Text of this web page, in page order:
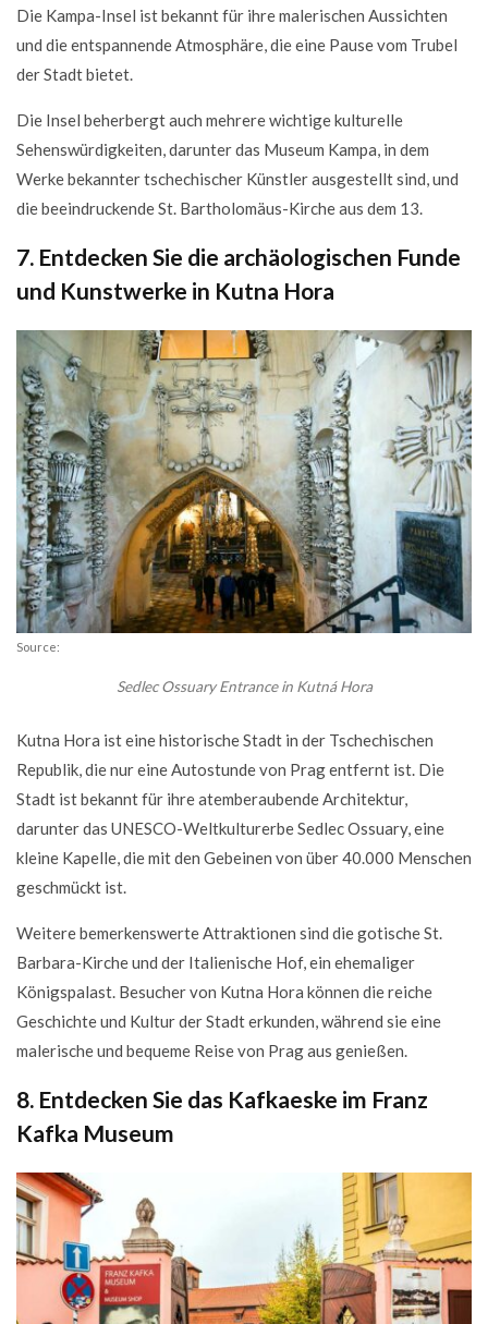
Die Kampa-Insel ist bekannt für ihre malerischen Aussichten
und die entspannende Atmosphäre, die eine Pause vom Trubel
der Stadt bietet.
Die Insel beherbergt auch mehrere wichtige kulturelle
Sehenswürdigkeiten, darunter das Museum Kampa, in dem
Werke bekannter tschechischer Künstler ausgestellt sind, und
die beeindruckende St. Bartholomäus-Kirche aus dem 13.
7. Entdecken Sie die archäologischen Funde
und Kunstwerke in Kutna Hora
Source:
Sedlec Ossuary Entrance in Kutná Hora
Kutna Hora ist eine historische Stadt in der Tschechischen
Republik, die nur eine Autostunde von Prag entfernt ist. Die
Stadt ist bekannt für ihre atemberaubende Architektur,
darunter das UNESCO-Weltkulturerbe Sedlec Ossuary, eine
kleine Kapelle, die mit den Gebeinen von über 40.000 Menschen
geschmückt ist.
Weitere bemerkenswerte Attraktionen sind die gotische St.
Barbara-Kirche und der Italienische Hof, ein ehemaliger
Königspalast. Besucher von Kutna Hora können die reiche
Geschichte und Kultur der Stadt erkunden, während sie eine
malerische und bequeme Reise von Prag aus genießen.
8. Entdecken Sie das Kafkaeske im Franz
Kafka Museum